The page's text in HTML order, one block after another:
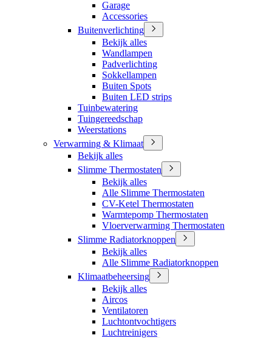
Garage
Accessories
Buitenverlichting
Bekijk alles
Wandlampen
Padverlichting
Sokkellampen
Buiten Spots
Buiten LED strips
Tuinbewatering
Tuingereedschap
Weerstations
Verwarming & Klimaat
Bekijk alles
Slimme Thermostaten
Bekijk alles
Alle Slimme Thermostaten
CV-Ketel Thermostaten
Warmtepomp Thermostaten
Vloerverwarming Thermostaten
Slimme Radiatorknoppen
Bekijk alles
Alle Slimme Radiatorknoppen
Klimaatbeheersing
Bekijk alles
Aircos
Ventilatoren
Luchtontvochtigers
Luchtreinigers